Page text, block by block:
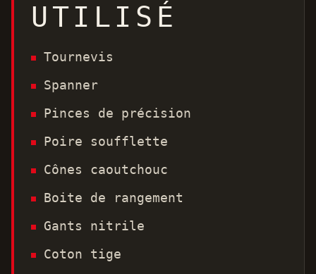
UTILISÉ
Tournevis
Spanner
Pinces de précision
Poire soufflette
Cônes caoutchouc
Boite de rangement
Gants nitrile
Coton tige